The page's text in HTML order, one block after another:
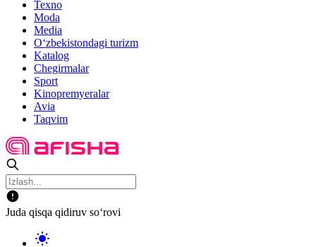
Texno
Moda
Media
O‘zbekistondagi turizm
Katalog
Chegirmalar
Sport
Kinopremyeralar
Avia
Taqvim
Juda qisqa qidiruv so‘rovi